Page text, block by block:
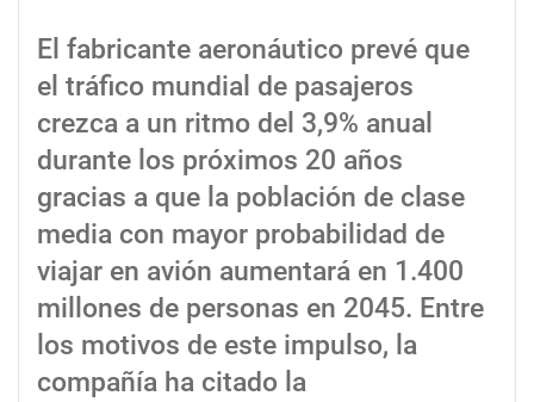
El fabricante aeronáutico prevé que
el tráfico mundial de pasajeros
crezca a un ritmo del 3,9% anual
durante los próximos 20 años
gracias a que la población de clase
media con mayor probabilidad de
viajar en avión aumentará en 1.400
millones de personas en 2045. Entre
los motivos de este impulso, la
compañía ha citado la